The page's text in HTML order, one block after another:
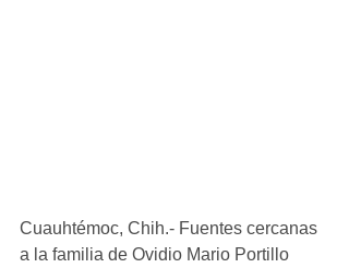
Cuauhtémoc, Chih.- Fuentes cercanas
a la familia de Ovidio Mario Portillo